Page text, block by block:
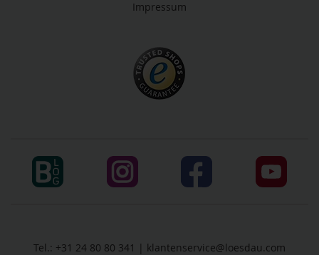
Impressum
Tel.: +31 24 80 80 341 | klantenservice@loesdau.com